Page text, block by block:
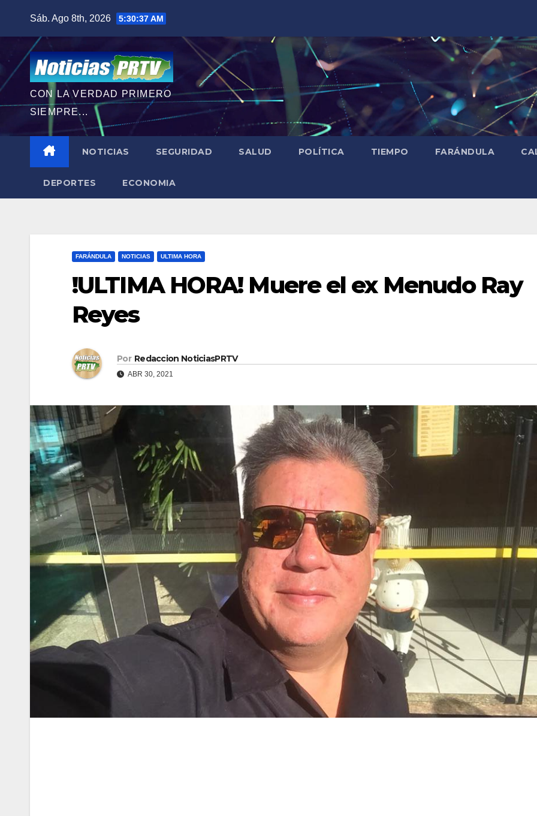
contenido
Sáb. Ago 8th, 2026 5:30:39 AM
CON LA VERDAD PRIMERO
SIEMPRE...
NOTICIAS SEGURIDAD SALUD POLÍTICA TIEMPO FARÁNDULA
DEPORTES ECONOMIA
FARÁNDULA NOTICIAS ULTIMA HORA
!ULTIMA HORA! Muere el ex Menudo Ray
Reyes
Por Redaccion NoticiasPRTV
ABR 30, 2021